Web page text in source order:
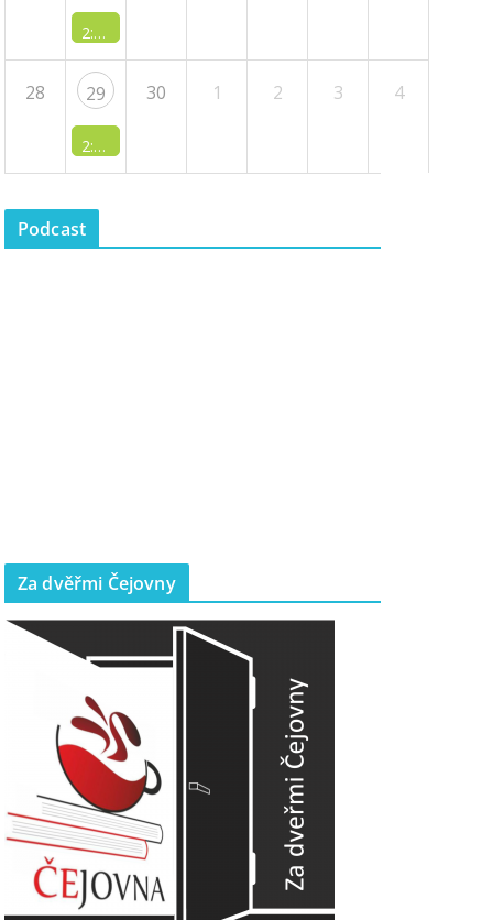
2:10 PM -
28 29
2:10 PM -
30 1 2 3 4
Podcast
Za dvěřmi Čejovny